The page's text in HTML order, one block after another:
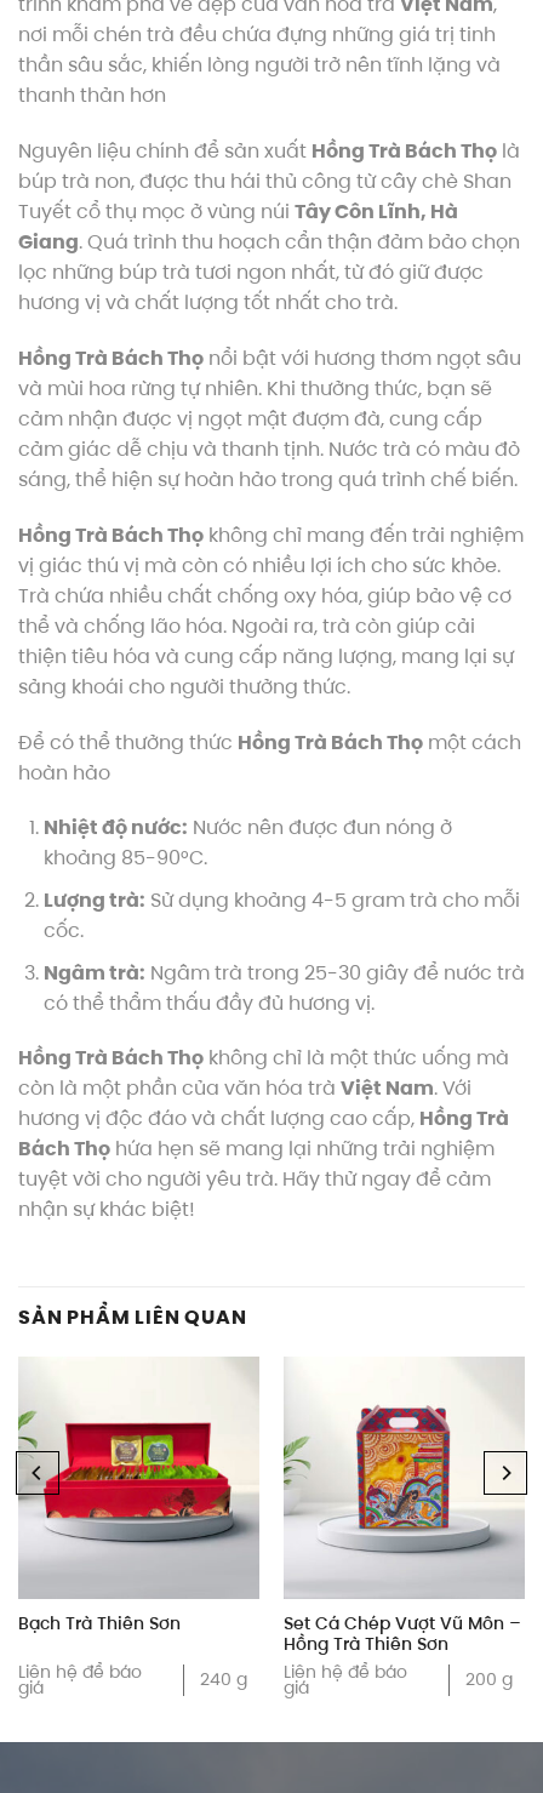
nơi mỗi chén trà đều chứa đựng những giá trị tinh
thần sâu sắc, khiến lòng người trở nên tĩnh lặng và
thanh thản hơn
Nguyên liệu chính để sản xuất Hồng Trà Bách Thọ là
búp trà non, được thu hái thủ công từ cây chè Shan
Tuyết cổ thụ mọc ở vùng núi Tây Côn Lĩnh, Hà
Giang. Quá trình thu hoạch cẩn thận đảm bảo chọn
lọc những búp trà tươi ngon nhất, từ đó giữ được
hương vị và chất lượng tốt nhất cho trà.
Hồng Trà Bách Thọ nổi bật với hương thơm ngọt sâu
và mùi hoa rừng tự nhiên. Khi thưởng thức, bạn sẽ
cảm nhận được vị ngọt mật đượm đà, cung cấp
cảm giác dễ chịu và thanh tịnh. Nước trà có màu đỏ
sáng, thể hiện sự hoàn hảo trong quá trình chế biến.
Hồng Trà Bách Thọ không chỉ mang đến trải nghiệm
vị giác thú vị mà còn có nhiều lợi ích cho sức khỏe.
Trà chứa nhiều chất chống oxy hóa, giúp bảo vệ cơ
thể và chống lão hóa. Ngoài ra, trà còn giúp cải
thiện tiêu hóa và cung cấp năng lượng, mang lại sự
sảng khoái cho người thưởng thức.
Để có thể thưởng thức Hồng Trà Bách Thọ một cách
hoàn hảo
Nhiệt độ nước: Nước nên được đun nóng ở
khoảng 85-90°C.
Lượng trà: Sử dụng khoảng 4-5 gram trà cho mỗi
cốc.
Ngâm trà: Ngâm trà trong 25-30 giây để nước trà
có thể thẩm thấu đầy đủ hương vị.
Hồng Trà Bách Thọ không chỉ là một thức uống mà
còn là một phần của văn hóa trà Việt Nam. Với
hương vị độc đáo và chất lượng cao cấp, Hồng Trà
Bách Thọ hứa hẹn sẽ mang lại những trải nghiệm
tuyệt vời cho người yêu trà. Hãy thử ngay để cảm
nhận sự khác biệt!
SẢN PHẨM LIÊN QUAN
Bạch Trà Thiên Sơn
240 g
Liên hệ để báo
giá
Set Cá Chép Vượt Vũ Môn –
Hồng Trà Thiên Sơn
200 g
Liên hệ để báo
giá